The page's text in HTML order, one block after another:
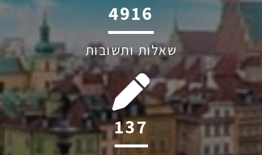
6045
שאלות ותשובות
207